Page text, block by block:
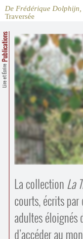
De Frédérique
Traversée
Lire et Écrire
Publications
La collection La
courts, écrits
adultes
d’accéder au